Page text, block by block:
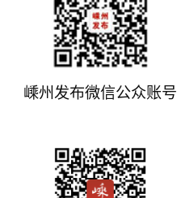
嵊州发布微信公众账号